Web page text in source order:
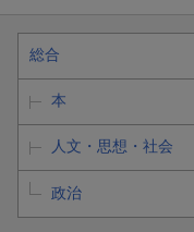
総合
本
人文・思想・社会
政治